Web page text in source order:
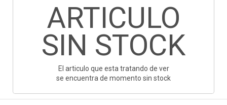
ARTICULO
SIN STOCK
El articulo que esta tratando de ver
se encuentra de momento sin stock